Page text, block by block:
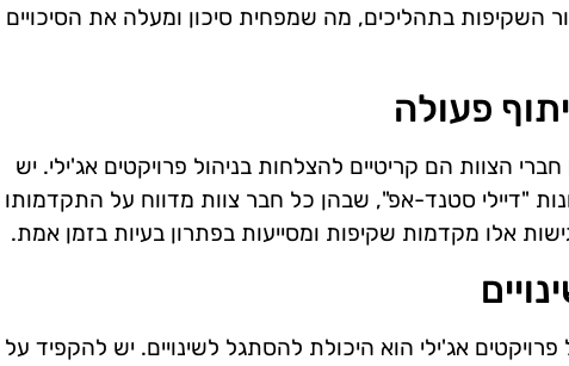
השקיפות בתהליכים, מה שמפחית סיכון ומעלה את הסיכויים
פעולה
הצוות הם קריטיים להצלחות בניהול פרויקטים אג'ילי. יש
"דיילי סטנד-אפ", שבהן כל חבר צוות מדווח על התקדמותו
אלו מקדמות שקיפות ומסייעות בפתרון בעיות בזמן אמת.
אג'ילי הוא היכולת להסתגל לשינויים. יש להקפיד על